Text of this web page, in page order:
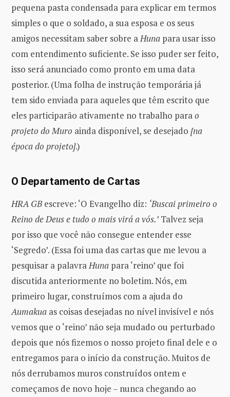
pequena pasta condensada para explicar em termos
simples o que o soldado, a sua esposa e os seus
amigos necessitam saber sobre aHuna para usar isso
com entendimento suficiente. Se isso puder ser feito,
isso será anunciado como pronto em uma data
posterior. (Uma folha de instrução temporária já
tem sido enviada para aqueles que têm escrito que
eles participarão ativamente no trabalho parao
projeto do Muro ainda disponível, se desejado [na
época do projeto].)
O Departamento de Cartas
HRA GB escreve: ‘O Evangelho diz: ‘Buscai primeiro o
Reino de Deus e tudo o mais virá a vós.’ Talvez seja
por isso que você não consegue entender esse
‘Segredo’. (Essa foi uma das cartas que me levou a
pesquisar a palavraHuna para ‘reino’ que foi
discutida anteriormente no boletim. Nós, em
primeiro lugar, construímos com a ajuda do
Aumakua as coisas desejadas no nível invisível e nós
vemos que o ‘reino’ não seja mudado ou perturbado
depois que nós fizemos o nosso projeto final dele e o
entregamos para o início da construção. Muitos de
nós derrubamos muros construídos ontem e
começamos de novo hoje – nunca chegando ao